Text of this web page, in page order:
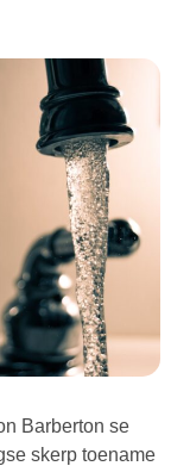
Barberton se
skerp toename